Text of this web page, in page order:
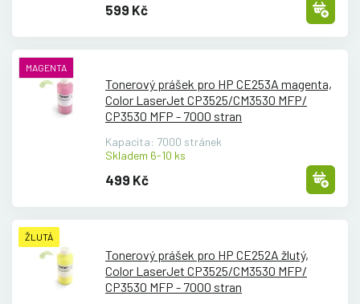
599 Kč
MAGENTA
Tonerový prášek pro HP CE253A magenta,
Color LaserJet CP3525/CM3530 MFP/
CP3530 MFP - 7000 stran
Kapacita: 7000 stránek
Skladem 6-10 ks
499 Kč
ŽLUTÁ
Tonerový prášek pro HP CE252A žlutý,
Color LaserJet CP3525/CM3530 MFP/
CP3530 MFP - 7000 stran